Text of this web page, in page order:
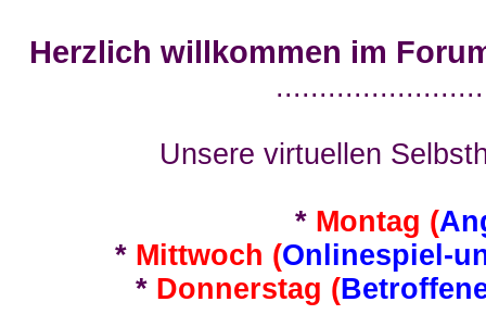
Herzlich willkommen im
Unsere virtuellen
* Montag (
* Mittwoch (Onlinespiel-
* Donnerstag (